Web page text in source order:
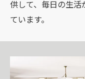
供して、毎日の生活
ています。